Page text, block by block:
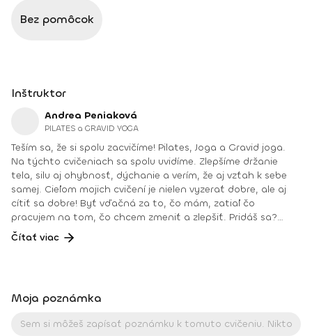
Bez pomôcok
Inštruktor
Andrea Peniaková
PILATES a GRAVID YOGA
Teším sa, že si spolu zacvičíme! Pilates, Joga a Gravid joga.
Na týchto cvičeniach sa spolu uvidíme. Zlepšíme držanie
tela, silu aj ohybnosť, dýchanie a verím, že aj vzťah k sebe
samej. Cieľom mojich cvičení je nielen vyzerať dobre, ale aj
cítiť sa dobre! Byť vďačná za to, čo mám, zatiaľ čo
pracujem na tom, čo chcem zmeniť a zlepšiť. Pridáš sa?
Teším sa na teba na online lekciách vo Fitshakeri, aj vo
Fitshaker podcaste! Taktiež osobne na mojich hodinách v
@andrea_mindfulflow Dosiahnuté vzdelanie: • Špecializačný
IYN certificate – Mindfulness Yoga Instructor (mesačný
Čítať viac
Moja poznámka